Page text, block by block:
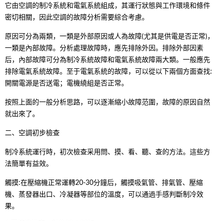
它由空調的制冷系統和電氣系統組成，其運行狀態與工作環境和條件
密切相關，因此空調的故障分析需要綜合考慮。
原因可分為兩類，一類是外部原因或人為故障(尤其是供電是否正常)，
一類是內部故障。分析處理故障時，應先排除外因。排除外部因素
后，內部故障可分為制冷系統故障和電氣系統故障兩大類。一般應先
排除電氣系統故障。至于電氣系統的故障，可以從以下兩個方面查找:
開關電源是否送電；電機繞組是否正常。
按照上面的一般分析思路，可以逐漸縮小故障范圍，故障的原因自然
就出來了。
二、空調初步檢查
制冷系統運行時，初次檢查采用問、摸、看、聽、查的方法。這些方
法簡單有益效。
觸摸:在壓縮機正常運轉20-30分鐘后，觸摸吸氣管、排氣管、壓縮
機、蒸發器出口、冷凝器等部位的溫度，可以通過手感判斷制冷效
果。